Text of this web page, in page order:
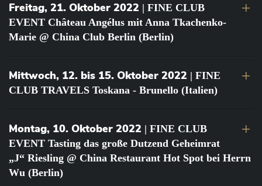
Freitag, 21. Oktober 2022 | FINE CLUB
EVENT Château Angélus mit Anna Tkachenko-
Marie @ China Club Berlin (Berlin)
Mittwoch, 12. bis 15. Oktober 2022 | FINE
CLUB TRAVELS Toskana - Brunello (Italien)
Montag, 10. Oktober 2022 | FINE CLUB
EVENT Tasting das große Dutzend Geheimrat
„J“ Riesling @ China Restaurant Hot Spot bei Herrn
Wu (Berlin)